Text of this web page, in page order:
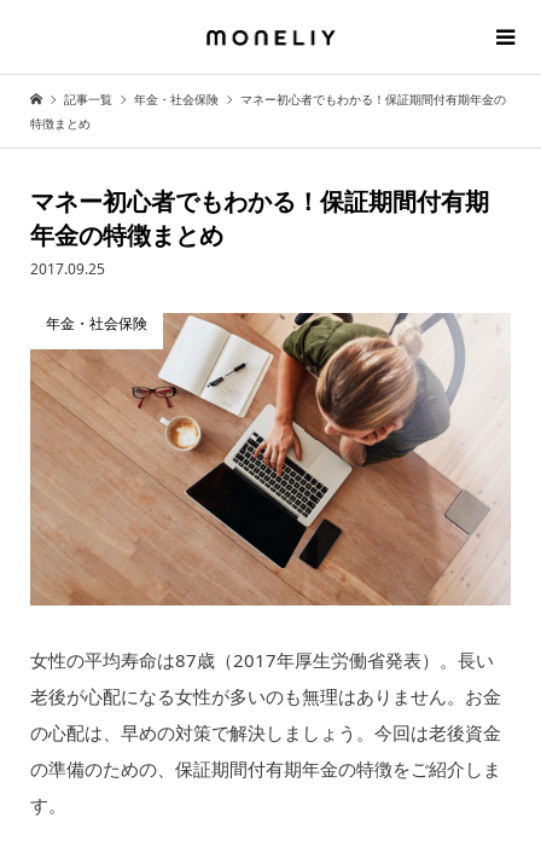
記事一覧 年金・社会保険
マネー初心者でもわかる！保証期間付有期年金の
特徴まとめ
マネー初心者でもわかる！保証期間付有期
年金の特徴まとめ
2017.09.25
年金・社会保険
女性の平均寿命は87歳（2017年厚生労働省発表）。長い
老後が心配になる女性が多いのも無理はありません。お金
の心配は、早めの対策で解決しましょう。今回は老後資金
の準備のための、保証期間付有期年金の特徴をご紹介しま
す。